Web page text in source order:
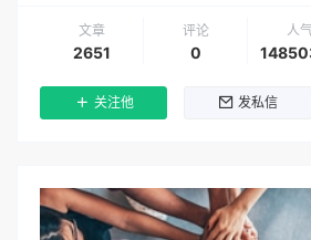
文章
2651
评论
0
人
关注他 发私信